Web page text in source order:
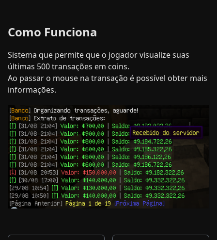
Como Funciona
Sistema que permite que o jogador visualize suas
últimas 500 transações em coins.
Ao passar o mouse na transação é possível obter mais
informações.